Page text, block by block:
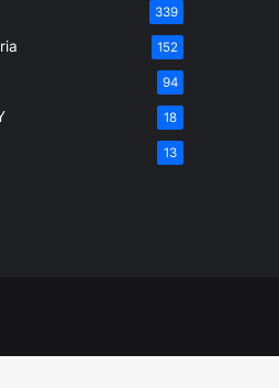
339
152
94
18
13